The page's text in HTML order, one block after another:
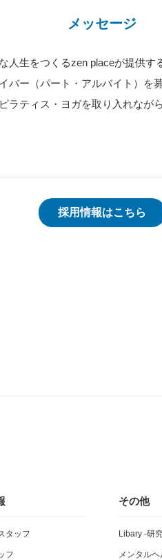
メッセージ
生をつくるzen placeが提供す
ー（パート・アルバイト）を
ティス・ヨガを取り入れなが
採用情報はこちら
タッフ
フ
その他
Libary -研
メンタル